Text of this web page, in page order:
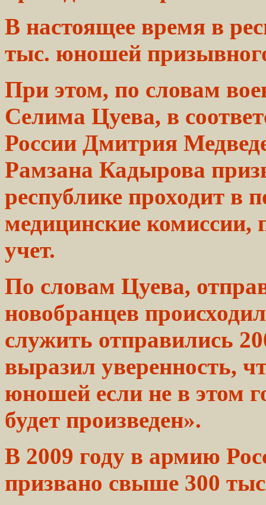
В настоящее время в
тыс. юношей
При этом, по словам
Селима Цуева, в
России Дмитрия
Рамзана Кадырова
республике проходит в
медицинские комиссии,
учет.
По словам Цуева,
новобранцев
служить отправились
выразил уверенность,
юношей если не в этом
будет произведен».
В 2009 году в армию
призвано свыше 300